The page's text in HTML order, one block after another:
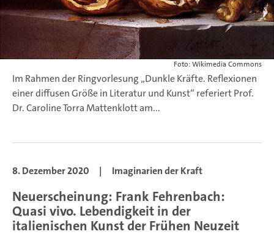
Foto: Wikimedia Commons
Im Rahmen der Ringvorlesung „Dunkle Kräfte. Reflexionen
einer diffusen Größe in Literatur und Kunst“ referiert Prof.
Dr. Caroline Torra Mattenklott am...
8. Dezember 2020 | Imaginarien der Kraft
Neuerscheinung: Frank Fehrenbach:
Quasi vivo. Lebendigkeit in der
italienischen Kunst der Frühen Neuzeit